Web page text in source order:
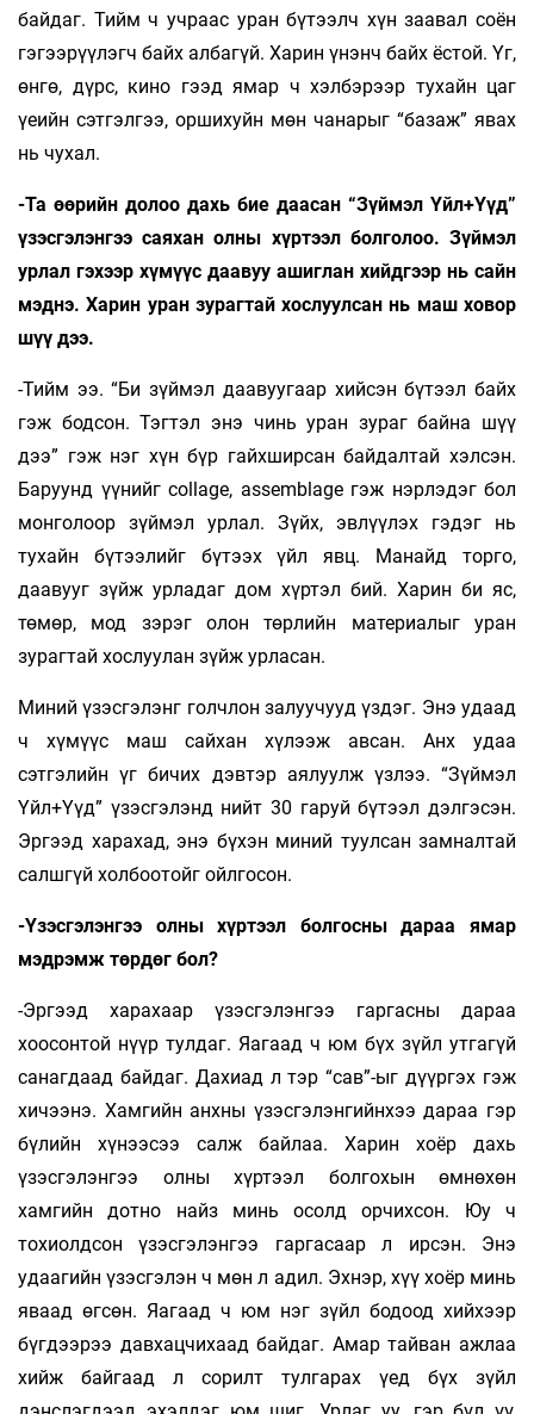
байдаг. Тийм ч учраас уран бүтээлч хүн заавал соён
гэгээрүүлэгч байх албагүй. Харин үнэнч байх ёстой. Үг,
өнгө, дүрс, кино гээд ямар ч хэлбэрээр тухайн цаг
үеийн сэтгэлгээ, оршихуйн мөн чанарыг “базаж” явах
нь чухал.
-Та өөрийн долоо дахь бие даасан “Зүймэл Үйл+Үүд”
үзэсгэлэнгээ саяхан олны хүртээл болголоо. Зүймэл
урлал гэхээр хүмүүс даавуу ашиглан хийдгээр нь сайн
мэднэ. Харин уран зурагтай хослуулсан нь маш ховор
шүү дээ.
-Тийм ээ. “Би зүймэл даавуугаар хийсэн бүтээл байх
гэж бодсон. Тэгтэл энэ чинь уран зураг байна шүү
дээ” гэж нэг хүн бүр гайхширсан байдалтай хэлсэн.
Баруунд үүнийг сollage, аssemblage гэж нэрлэдэг бол
монголоор зүймэл урлал. Зүйх, эвлүүлэх гэдэг нь
тухайн бүтээлийг бүтээх үйл явц. Манайд торго,
даавууг зүйж урладаг дом хүртэл бий. Харин би яс,
төмөр, мод зэрэг олон төрлийн материалыг уран
зурагтай хослуулан зүйж урласан.
Миний үзэсгэлэнг голчлон залуучууд үздэг. Энэ удаад
ч хүмүүс маш сайхан хүлээж авсан. Анх удаа
сэтгэлийн үг бичих дэвтэр аялуулж үзлээ. “Зүймэл
Үйл+Үүд” үзэсгэлэнд нийт 30 гаруй бүтээл дэлгэсэн.
Эргээд харахад, энэ бүхэн миний туулсан замналтай
салшгүй холбоотойг ойлгосон.
-Үзэсгэлэнгээ олны хүртээл болгосны дараа ямар
мэдрэмж төрдөг бол?
-Эргээд харахаар үзэсгэлэнгээ гаргасны дараа
хоосонтой нүүр тулдаг. Яагаад ч юм бүх зүйл утгагүй
санагдаад байдаг. Дахиад л тэр “сав”-ыг дүүргэх гэж
хичээнэ. Хамгийн анхны үзэсгэлэнгийнхээ дараа гэр
бүлийн хүнээсээ салж байлаа. Харин хоёр дахь
үзэсгэлэнгээ олны хүртээл болгохын өмнөхөн
хамгийн дотно найз минь осолд орчихсон. Юу ч
тохиолдсон үзэсгэлэнгээ гаргасаар л ирсэн. Энэ
удаагийн үзэсгэлэн ч мөн л адил. Эхнэр, хүү хоёр минь
яваад өгсөн. Яагаад ч юм нэг зүйл бодоод хийхээр
бүгдээрээ давхацчихаад байдаг. Амар тайван ажлаа
хийж байгаад л сорилт тулгарах үед бүх зүйл